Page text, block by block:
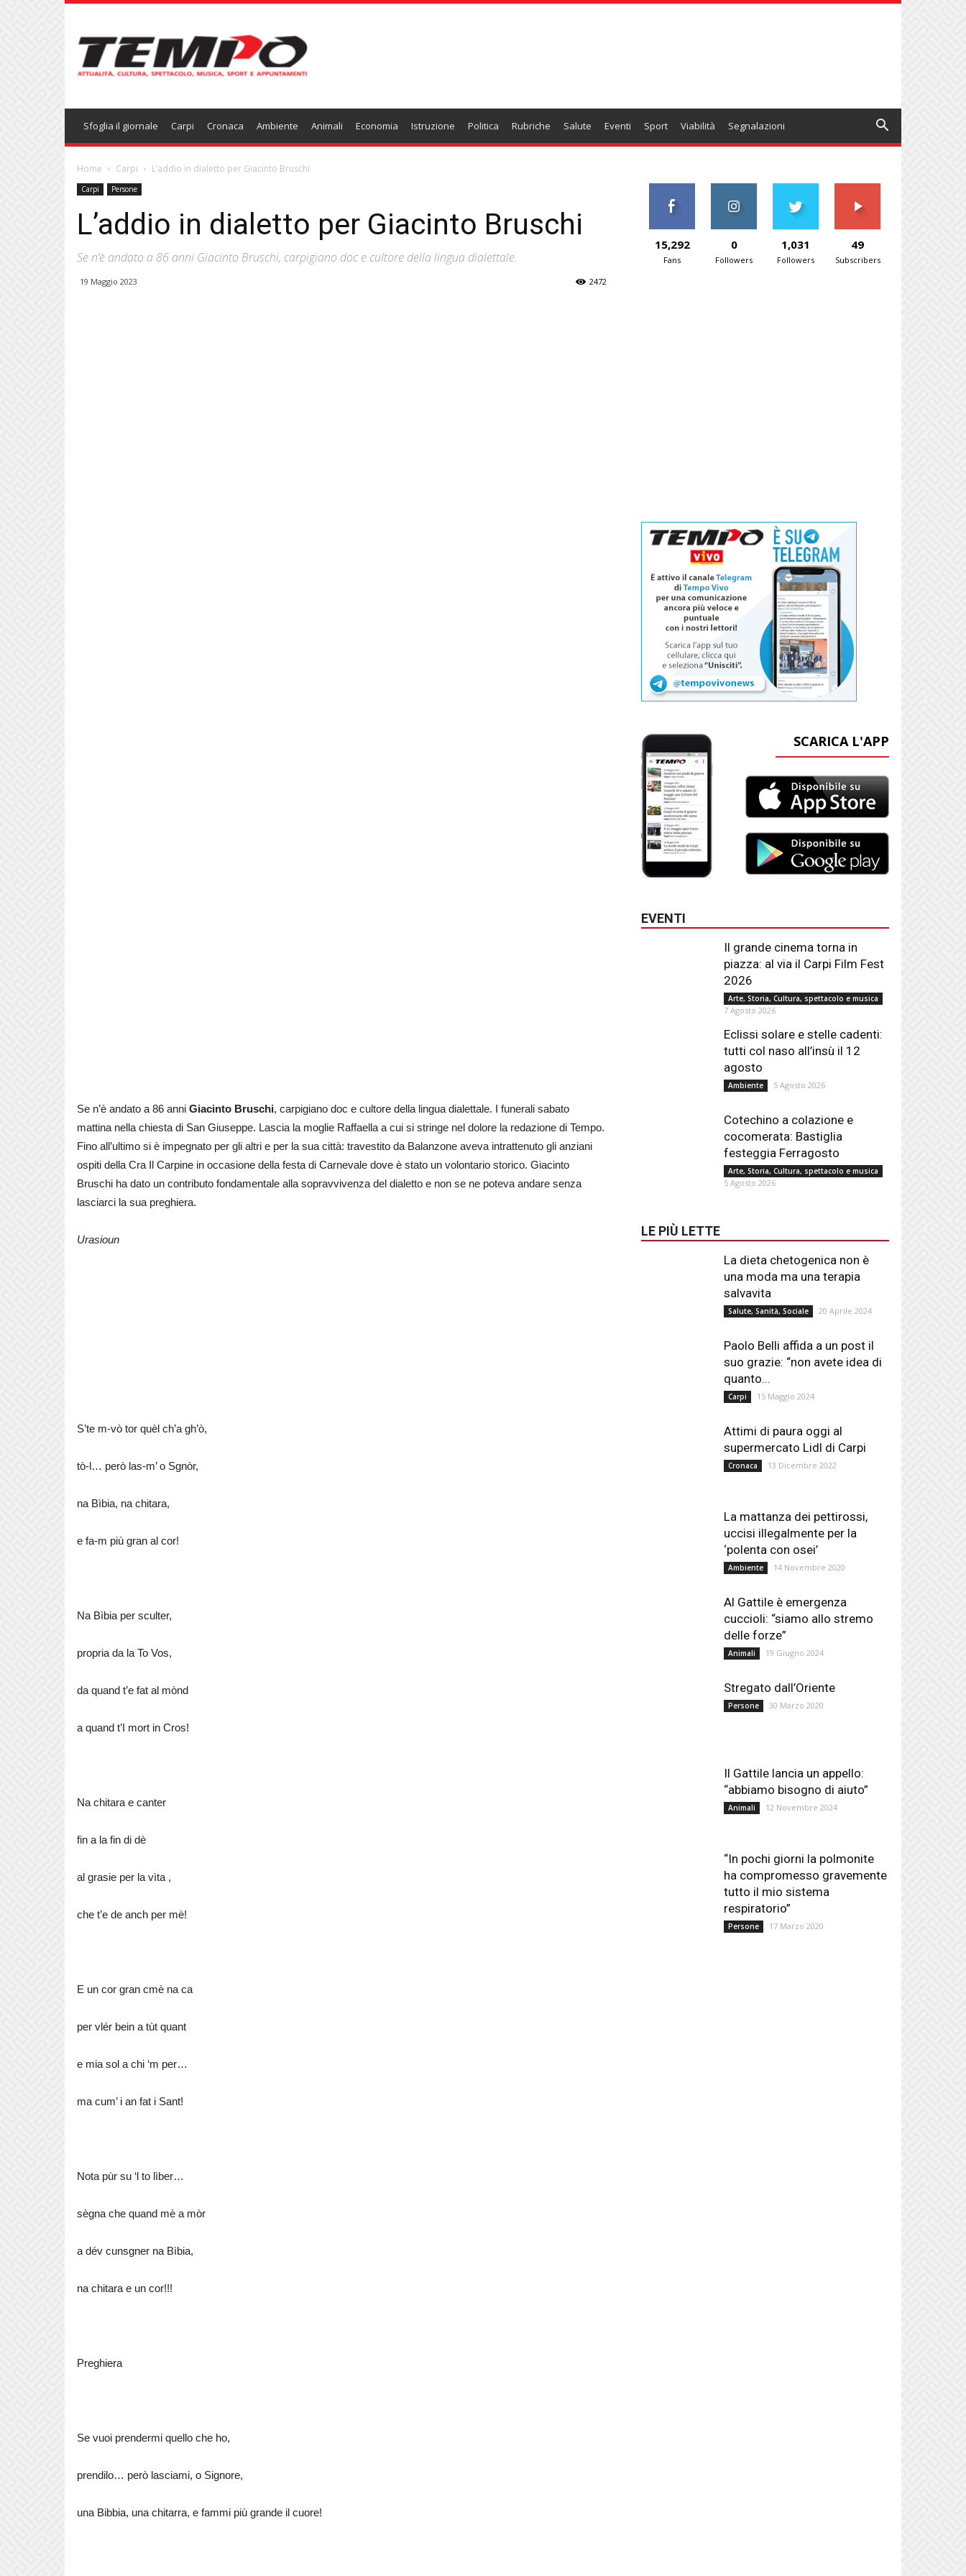
Sfoglia il giornale Carpi Cronaca Ambiente Animali Economia Istruzione Politica Rubriche Salute Eventi Sport Viabilità Segnalazioni
Home Carpi L’addio in dialetto per Giacinto Bruschi
Carpi Persone
L’addio in dialetto per Giacinto Bruschi
Se n’è andato a 86 anni Giacinto Bruschi, carpigiano doc e cultore della lingua dialettale.
19 Maggio 2023 2472
Se n’è andato a 86 anniGiacinto Bruschi, carpigiano doc e cultore della lingua dialettale. I funerali sabato
mattina nella chiesta di San Giuseppe. Lascia la moglie Raffaella a cui si stringe nel dolore la redazione di Tempo.
Fino all’ultimo si è impegnato per gli altri e per la sua città: travestito da Balanzone aveva intrattenuto gli anziani
ospiti della Cra Il Carpine in occasione della festa di Carnevale dove è stato un volontario storico. Giacinto
Bruschi ha dato un contributo fondamentale alla sopravvivenza del dialetto e non se ne poteva andare senza
lasciarci la sua preghiera.
Urasioun
S’te m-vò tor quèl ch’a gh’ò,
tò-l… però las-m’ o Sgnòr,
na Bìbia, na chitara,
e fa-m più gran al cor!
Na Bìbia per sculter,
propria da la To Vos,
da quand t’e fat al mònd
a quand t’I mort in Cros!
Na chitara e canter
fin a la fin di dè
al grasie per la vìta ,
che t’e de anch per mè!
E un cor gran cmè na ca
per vlér bein a tùt quant
e mia sol a chi ‘m per…
ma cum’ i an fat i Sant!
Nota pùr su ‘l to lìber…
sègna che quand mè a mòr
a dév cunsgner na Bìbia,
na chitara e un cor!!!
Preghiera
Se vuoi prendermi quello che ho,
prendilo… però lasciami, o Signore,
una Bibbia, una chitarra, e fammi più grande il cuore!
15,292
Fans
0
Followers
1,031
Followers
49
Subscribers
SCARICA L'APP
EVENTI
Il grande cinema torna in
piazza: al via il Carpi Film Fest
2026
Arte, Storia, Cultura, spettacolo e musica
7 Agosto 2026
Eclissi solare e stelle cadenti:
tutti col naso all’insù il 12
agosto
Ambiente 5 Agosto 2026
Cotechino a colazione e
cocomerata: Bastiglia
festeggia Ferragosto
Arte, Storia, Cultura, spettacolo e musica
5 Agosto 2026
LE PIÙ LETTE
La dieta chetogenica non è
una moda ma una terapia
salvavita
Salute, Sanità, Sociale 20 Aprile 2024
Paolo Belli affida a un post il
suo grazie: “non avete idea di
quanto...
Carpi 15 Maggio 2024
Attimi di paura oggi al
supermercato Lidl di Carpi
Cronaca 13 Dicembre 2022
La mattanza dei pettirossi,
uccisi illegalmente per la
‘polenta con osei’
Ambiente 14 Novembre 2020
Al Gattile è emergenza
cuccioli: “siamo allo stremo
delle forze”
Animali 19 Giugno 2024
Stregato dall’Oriente
Persone 30 Marzo 2020
Il Gattile lancia un appello:
“abbiamo bisogno di aiuto”
Animali 12 Novembre 2024
“In pochi giorni la polmonite
ha compromesso gravemente
tutto il mio sistema
respiratorio”
Persone 17 Marzo 2020